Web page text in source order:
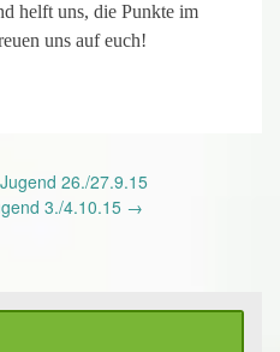
helft uns, die Punkte im
uns auf euch!
26./27.9.15
3./4.10.15 →